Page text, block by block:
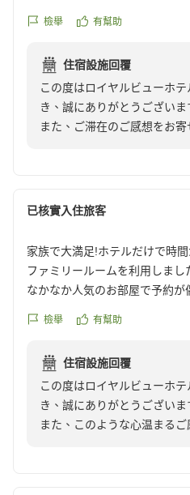
プコーン、夕方はお酒(焼酎と
たです。
エレベーターはなく、ホテル
reviewId=33123478367971
檢舉 有幫助
住宿設施回覆
この度はロイヤルビューホ
き、誠にありがとうございま
また、ご滞在のご感想をお寄
ホテルならではのロケーシ
様子を、大変嬉しく拝見い
料エリアを分けて楽しまれ
行のお手伝いができました
をお子様にお楽しみいただ
ご提供しているアルコールサ
たようで、スタッフ一同大
建物や設備につきましてはご
已核實入住旅客
家族で大満足!ホテルだけで時
ファミリールームを利用しまし
なかなか人気のお部屋で予約
ち着くお部屋でした。
ても綺麗にしてあり、フリード
酒、子供の遊ぶところや夜は
ったです。
朝食も沖縄メニューもあった
檢舉 有幫助
住宿設施回覆
この度はロイヤルビューホ
き、誠にありがとうございま
また、このような心温まるご